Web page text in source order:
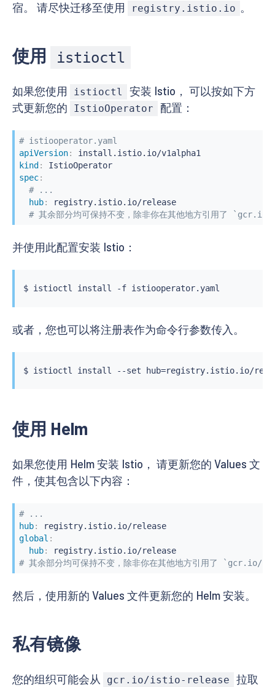
宿。 请尽快迁移至使用
registry.istio.io 。
使用 istioctl
如果您使用 istioctl
安装 Istio， 可以按如下方
式更新您的
IstioOperator 配置：
# istiooperator.yaml
apiVersion:
kind :
IstioOperator
spec:
# ...
hub:
registry.istio.io/release
# 其余部分均可保持不变，除非你在其他地方引用了
并使用此配置安装 Istio：
$ istioctl install
或者，您也可以将注册表作为命令行参数传入。
$ istioctl install --set hub=registry.istio.io/
使用 Helm
如果您使用 Helm 安装 Istio， 请更新您的 Values 文
件，使其包含以下内容：
# ...
hub:
registry.istio.io/release
global :
hub:
registry.istio.io/release
# 其余部分均可保持不变，除非你在其他地方引用了
然后，使用新的 Values 文件更新您的 Helm 安装。
私有镜像
您的组织可能会从 gcr.io/istio-release
拉取